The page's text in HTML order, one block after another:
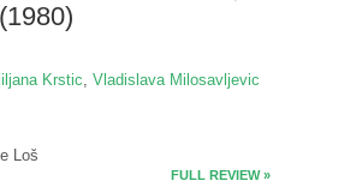
Krstic, Vladislava Milosavljevic
Loš
FULL REVIEW »